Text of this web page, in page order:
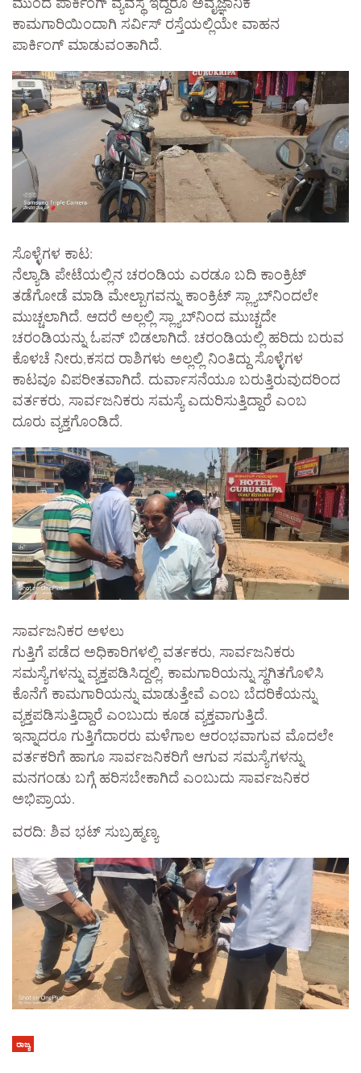
ಮುಂದೆ ಪಾರ್ಕಿಂಗ್ ವ್ಯವಸ್ಥೆ ಇದ್ದರೂ ಅವೈಜ್ಞಾನಿಕ
ಕಾಮಗಾರಿಯಿಂದಾಗಿ ಸರ್ವಿಸ್ ರಸ್ತೆಯಲ್ಲಿಯೇ ವಾಹನ
ಪಾರ್ಕಿಂಗ್ ಮಾಡುವಂತಾಗಿದೆ.
ಸೊಳ್ಳೆಗಳ ಕಾಟ:
ನೆಲ್ಯಾಡಿ ಪೇಟೆಯಲ್ಲಿನ ಚರಂಡಿಯ ಎರಡೂ ಬದಿ ಕಾಂಕ್ರಿಟ್
ತಡೆಗೋಡೆ ಮಾಡಿ ಮೇಲ್ಬಾಗವನ್ನು ಕಾಂಕ್ರಿಟ್ ಸ್ಲ್ಯಾಬ್‌ನಿಂದಲೇ
ಮುಚ್ಚಲಾಗಿದೆ. ಆದರೆ ಅಲ್ಲಲ್ಲಿ ಸ್ಲ್ಯಾಬ್‌ನಿಂದ ಮುಚ್ಚದೇ
ಚರಂಡಿಯನ್ನು ಓಪನ್ ಬಿಡಲಾಗಿದೆ. ಚರಂಡಿಯಲ್ಲಿ ಹರಿದು ಬರುವ
ಕೊಳಚೆ ನೀರು,ಕಸದ ರಾಶಿಗಳು ಅಲ್ಲಲ್ಲಿ ನಿಂತಿದ್ದು ಸೊಳ್ಳೆಗಳ
ಕಾಟವೂ ವಿಪರೀತವಾಗಿದೆ. ದುರ್ವಾಸನೆಯೂ ಬರುತ್ತಿರುವುದರಿಂದ
ವರ್ತಕರು, ಸಾರ್ವಜನಿಕರು ಸಮಸ್ಯೆ ಎದುರಿಸುತ್ತಿದ್ದಾರೆ ಎಂಬ
ದೂರು ವ್ಯಕ್ತಗೊಂಡಿದೆ.
ಸಾರ್ವಜನಿಕರ ಅಳಲು
ಗುತ್ತಿಗೆ ಪಡೆದ ಅಧಿಕಾರಿಗಳಲ್ಲಿ ವರ್ತಕರು, ಸಾರ್ವಜನಿಕರು
ಸಮಸ್ಯೆಗಳನ್ನು ವ್ಯಕ್ತಪಡಿಸಿದ್ದಲ್ಲಿ, ಕಾಮಗಾರಿಯನ್ನು ಸ್ಥಗಿತಗೊಳಿಸಿ
ಕೊನೆಗೆ ಕಾಮಗಾರಿಯನ್ನು ಮಾಡುತ್ತೇವೆ ಎಂಬ ಬೆದರಿಕೆಯನ್ನು
ವ್ಯಕ್ತಪಡಿಸುತ್ತಿದ್ದಾರೆ ಎಂಬುದು ಕೂಡ ವ್ಯಕ್ತವಾಗುತ್ತಿದೆ.
ಇನ್ನಾದರೂ ಗುತ್ತಿಗೆದಾರರು ಮಳೆಗಾಲ ಆರಂಭವಾಗುವ ಮೊದಲೇ
ವರ್ತಕರಿಗೆ ಹಾಗೂ ಸಾರ್ವಜನಿಕರಿಗೆ ಆಗುವ ಸಮಸ್ಯೆಗಳನ್ನು
ಮನಗಂಡು ಬಗ್ಗೆ ಹರಿಸಬೇಕಾಗಿದೆ ಎಂಬುದು ಸಾರ್ವಜನಿಕರ
ಅಭಿಪ್ರಾಯ.
ವರದಿ: ಶಿವ ಭಟ್ ಸುಬ್ರಹ್ಮಣ್ಯ
ರಾಜ್ಯ